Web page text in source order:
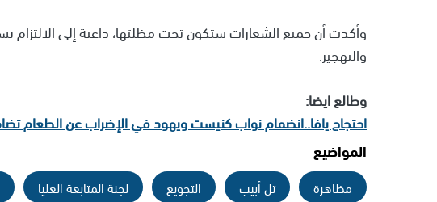
وأكدت أن جميع الشعارات ستكون تحت مظلتها، داعية إلى الالتزام
والتهجير.
وطالع ايضا:
احتجاج يافا..انضمام نواب كنيست ويهود في الإضراب عن الطعام
المواضيع
مظاهرة تل أبيب التجويع لجنة المتابعة العليا